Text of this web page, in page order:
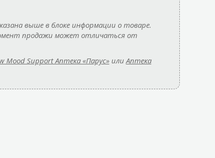
выше в блоке информации о товаре.
продажи может отличаться от
Mood Support Аптека «Парус»или Аптека